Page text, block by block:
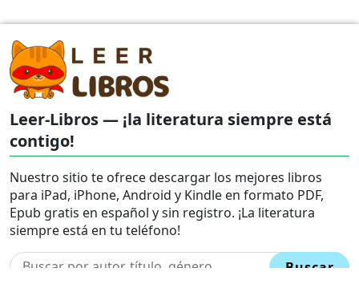
Leer-Libros — ¡la literatura siempre está
contigo!
Nuestro sitio te ofrece descargar los mejores libros
para iPad, iPhone, Android y Kindle en formato PDF,
Epub gratis en español y sin registro. ¡La literatura
siempre está en tu teléfono!
Buscar